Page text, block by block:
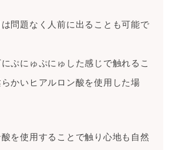
問題なく人前に出ることも可能で
ぷにゅぷにゅした感じで触れるこ
かいヒアルロン酸を使用した場
を使用することで触り心地も自然